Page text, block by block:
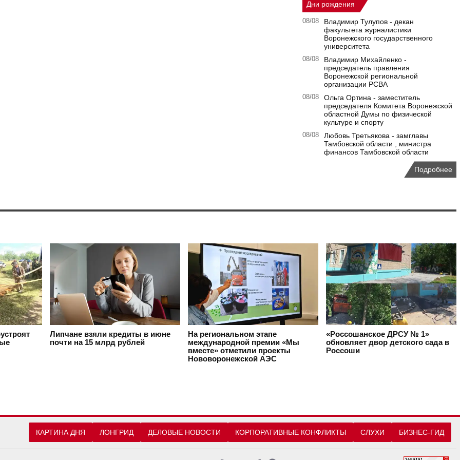
Дни рождения
08/08
Владимир Тулупов - декан
факультета журналистики
Воронежского государственного
университета
08/08
Владимир Михайленко -
председатель правления
Воронежской региональной
организации РСВА
08/08
Ольга Ортина - заместитель
председателя Комитета Воронежской
областной Думы по физической
культуре и спорту
08/08
Любовь Третьякова - замглавы
Тамбовской области , министра
финансов Тамбовской области
Подробнее
Липчане взяли кредиты в июне
почти на 15 млрд рублей
На региональном этапе
международной премии «Мы
вместе» отметили проекты
Нововоронежской АЭС
«Россошанское ДРСУ № 1»
обновляет двор детского сада в
Россоши
КАРТИНА ДНЯ ЛОНГРИД ДЕЛОВЫЕ НОВОСТИ КОРПОРАТИВНЫЕ КОНФЛИКТЫ СЛУХИ БИЗНЕС-ГИД